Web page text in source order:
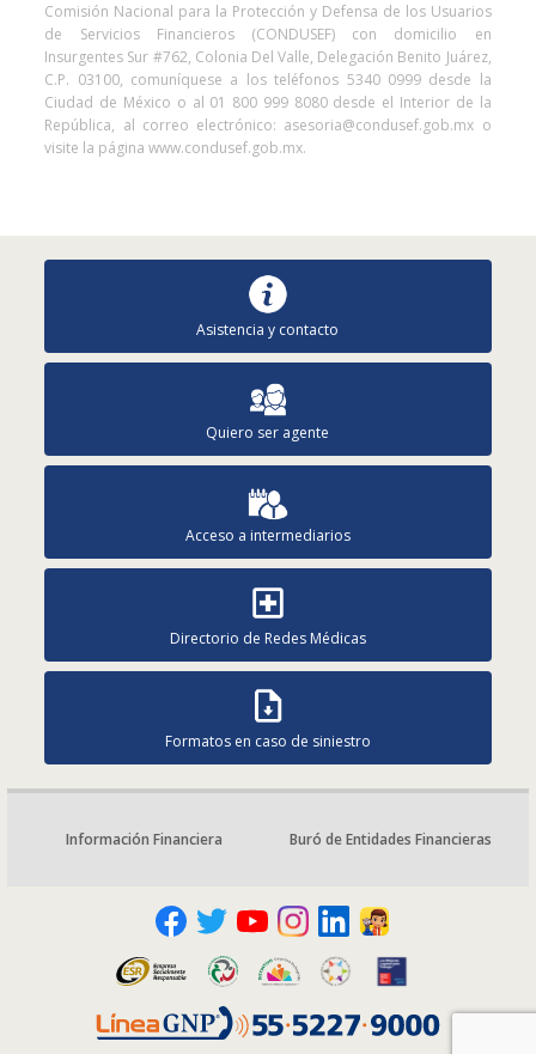
Comisión Nacional para la Protección y Defensa de los Usuarios
de Servicios Financieros (CONDUSEF) con domicilio en
Insurgentes Sur #762, Colonia Del Valle, Delegación Benito Juárez,
C.P. 03100, comuníquese a los teléfonos 5340 0999 desde la
Ciudad de México o al 01 800 999 8080 desde el Interior de la
República, al correo electrónico: asesoria@condusef.gob.mx o
visite la página www.condusef.gob.mx.
Asistencia y contacto
Quiero ser agente
Acceso a intermediarios
Directorio de Redes Médicas
Formatos en caso de siniestro
Información Financiera Buró de Entidades Financieras